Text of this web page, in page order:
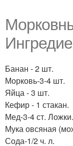
Банан - 2 шт.
Морковь-3-4 шт.
Яйца - 3 шт.
Кефир - 1 стакан.
Мед-3-4 ст. Ложки.
Мука овсяная
Сода-1/2 ч. л.